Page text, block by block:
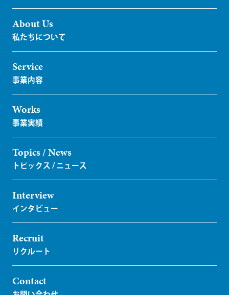
About Us
Service
Works
Topics / News
Interview
Recruit
Contact